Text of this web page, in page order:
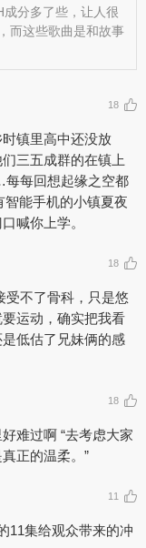
分多了些，让人很
而这些歌曲是和故事
18
镇里高中还没放
三五成群的在镇上
每回想起缘之空都
智能手机的小镇夏夜
喊你上学。
18
受不了骨科，只是悠
运动，确实把我看
低估了兄妹俩的感
18
难过啊 “去考虑大家
正的温柔。”
11
11集给观众带来的冲